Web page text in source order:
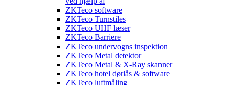
ZKTeco software
ZKTeco Turnstiles
ZKTeco UHF læser
ZKTeco Barriere
ZKTeco undervogns inspektion
ZKTeco Metal detektor
ZKTeco Metal & X-Ray skanner
ZKTeco hotel dørlås & software
ZKTeco luftmåling